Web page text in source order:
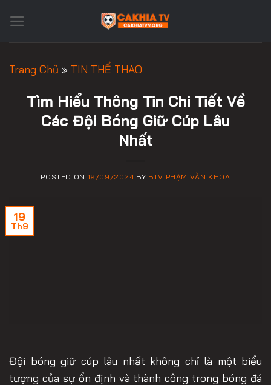
Trang Chủ » TIN THỂ THAO
Tìm Hiểu Thông Tin Chi Tiết Về
Các Đội Bóng Giữ Cúp Lâu
Nhất
POSTED ON 19/09/2024 BY BTV PHẠM VĂN KHOA
19
Th9
Đội bóng giữ cúp lâu nhất không chỉ là một biểu
tượng của sự ổn định và thành công trong bóng đá